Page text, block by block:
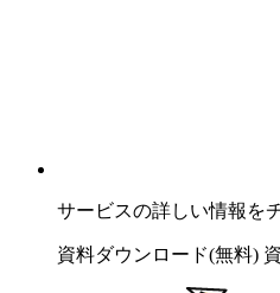
サービスの詳しい情報を
資料ダウンロード(無料)